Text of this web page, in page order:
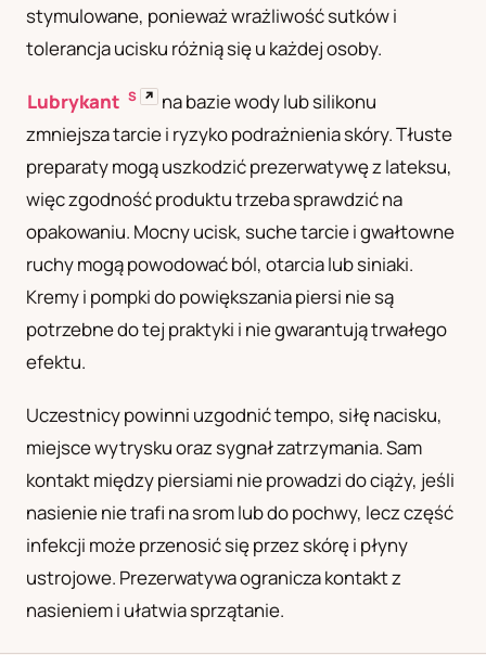
stymulowane, ponieważ wrażliwość sutków i
tolerancja ucisku różnią się u każdej osoby.
Lubrykant S ↗ na bazie wody lub silikonu
zmniejsza tarcie i ryzyko podrażnienia skóry. Tłuste
preparaty mogą uszkodzić prezerwatywę z lateksu,
więc zgodność produktu trzeba sprawdzić na
opakowaniu. Mocny ucisk, suche tarcie i gwałtowne
ruchy mogą powodować ból, otarcia lub siniaki.
Kremy i pompki do powiększania piersi nie są
potrzebne do tej praktyki i nie gwarantują trwałego
efektu.
Uczestnicy powinni uzgodnić tempo, siłę nacisku,
miejsce wytrysku oraz sygnał zatrzymania. Sam
kontakt między piersiami nie prowadzi do ciąży, jeśli
nasienie nie trafi na srom lub do pochwy, lecz część
infekcji może przenosić się przez skórę i płyny
ustrojowe. Prezerwatywa ogranicza kontakt z
nasieniem i ułatwia sprzątanie.